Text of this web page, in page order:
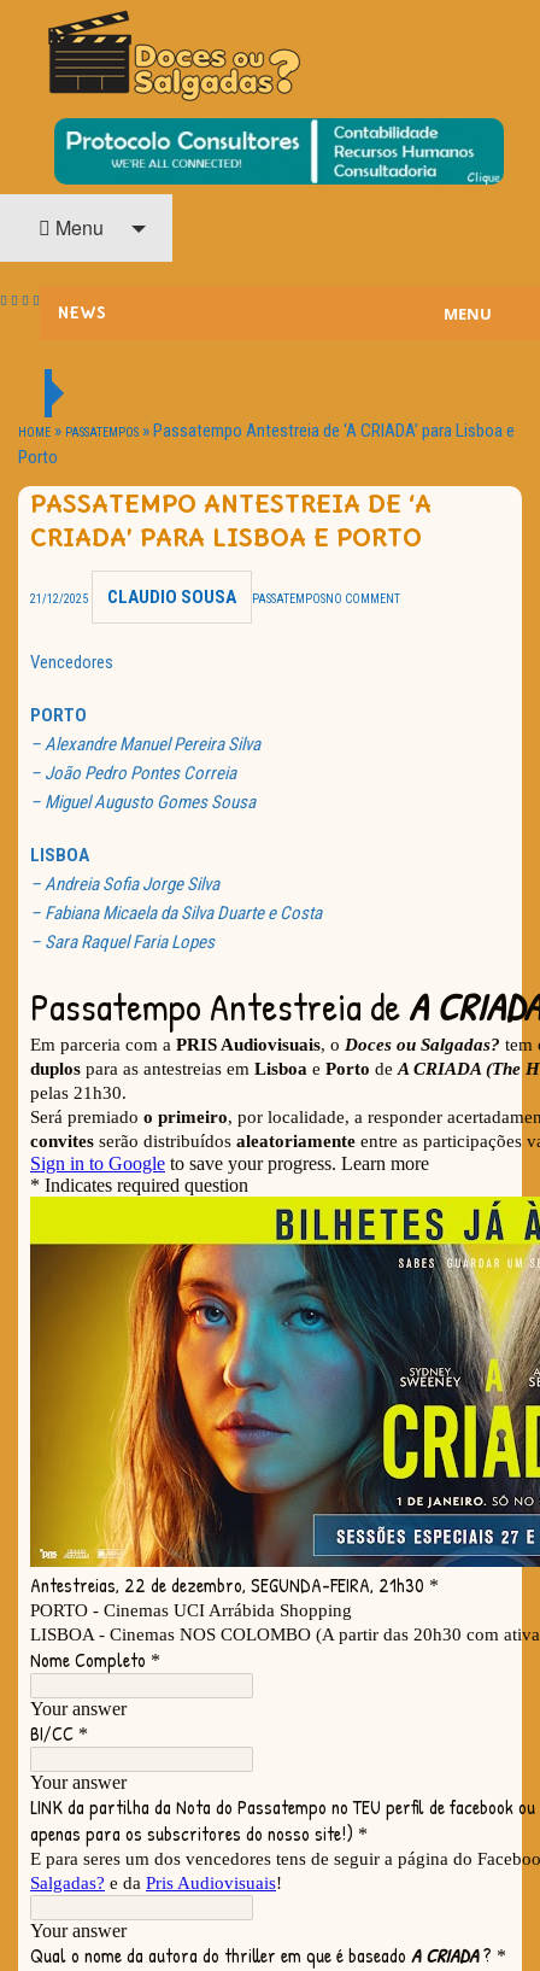
DOCES OU SALGADAS?
O Cinema? Uma Paixão!!
Menu
NEWS
NOTA PESSOAL
TRAILER DO DIA
MENU
HOME » PASSATEMPOS »Passatempo Antestreia de ‘A CRIADA’ para Lisboa e
Porto
PASSATEMPO ANTESTREIA DE ‘A
CRIADA’ PARA LISBOA E PORTO
21/12/2025 CLAUDIO SOUSA PASSATEMPOSNO COMMENT
Vencedores
PORTO
– Alexandre Manuel Pereira Silva
– João Pedro Pontes Correia
– Miguel Augusto Gomes Sousa
LISBOA
– Andreia Sofia Jorge Silva
– Fabiana Micaela da Silva Duarte e Costa
– Sara Raquel Faria Lopes